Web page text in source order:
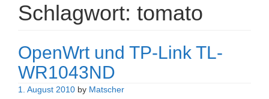
Schlagwort: tomato
OpenWrt und TP-Link TL-
WR1043ND
1. August 2010 by Matscher